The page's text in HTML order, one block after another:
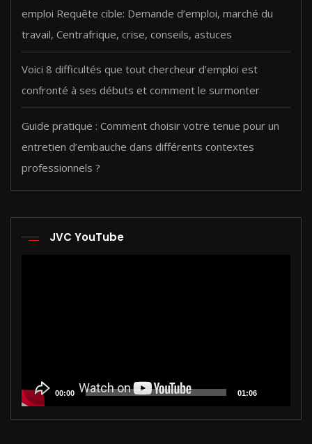
emploi Requête cible: Demande d’emploi, marché du
travail, Centrafrique, crise, conseils, astuces
Voici 8 difficultés que tout chercheur d’emploi est
confronté à ses débuts et comment le surmonter
Guide pratique : Comment choisir votre tenue pour un
entretien d’embauche dans différents contextes
professionnels ?
JVC YouTube
00:00 01:06